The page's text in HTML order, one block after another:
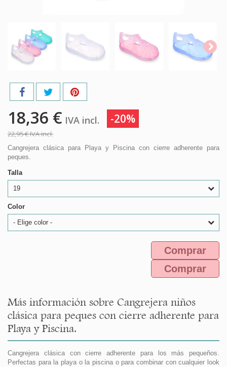
18,36 € IVA incl. -20%
22,95 €IVA incl.
Cangrejera clásica para Playa y Piscina con cierre adherente para
peques.
Talla
19
Color
- Elige color -
Comprar
Comprar
Más información sobre Cangrejera niños
clásica para peques con cierre adherente para
Playa y Piscina.
Cangrejera clásica con cierre adherente para los más pequeños.
Perfectas para la playa o la piscina o para combinar con cualquier look